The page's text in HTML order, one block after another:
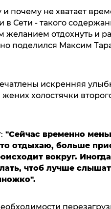
почему не хватает
Сети - такого
отдохнуть и
поделился Максим
искренняя
холостячки
"Сейчас временно
отдыхаю, больше
вокруг.
чтоб лучше